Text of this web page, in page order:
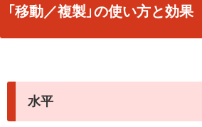
「移動／複製」の使い方と効果
水平